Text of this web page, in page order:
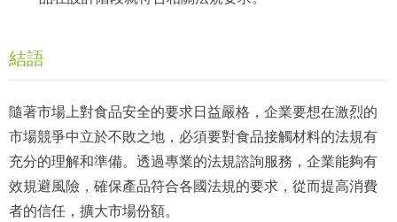
結語
隨著市場上對食品安全的要求日益嚴格，企業要想在激烈的
市場競爭中立於不敗之地，必須要對食品接觸材料的法規有
充分的理解和準備。透過專業的法規諮詢服務，企業能夠有
效規避風險，確保產品符合各國法規的要求，從而提高消費
者的信任，擴大市場份額。